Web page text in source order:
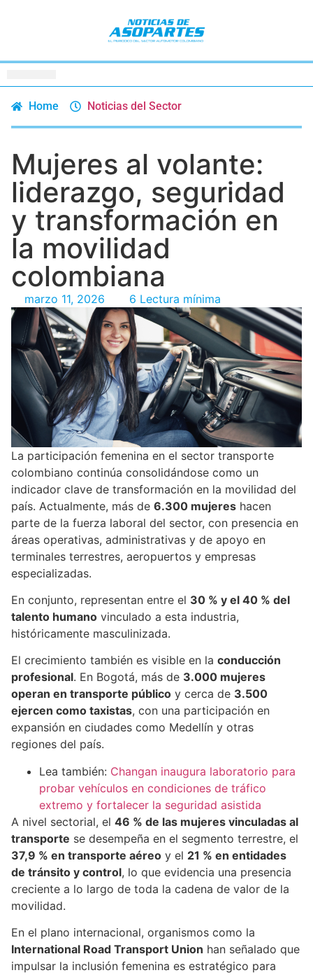
Home Noticias del Sector
Mujeres al volante:
liderazgo, seguridad
y transformación en
la movilidad
colombiana
marzo 11, 2026 6 Lectura mínima
La participación femenina en el sector transporte
colombiano continúa consolidándose como un
indicador clave de transformación en la movilidad del
país. Actualmente, más de 6.300 mujeres hacen
parte de la fuerza laboral del sector, con presencia en
áreas operativas, administrativas y de apoyo en
terminales terrestres, aeropuertos y empresas
especializadas.
En conjunto, representan entre el 30 % y el 40 % del
talento humano vinculado a esta industria,
históricamente masculinizada.
El crecimiento también es visible en la conducción
profesional. En Bogotá, más de 3.000 mujeres
operan en transporte público y cerca de 3.500
ejercen como taxistas, con una participación en
expansión en ciudades como Medellín y otras
regiones del país.
Lea también: Changan inaugura laboratorio para
probar vehículos en condiciones de tráfico
extremo y fortalecer la seguridad asistida
A nivel sectorial, el 46 % de las mujeres vinculadas al
transporte se desempeña en el segmento terrestre, el
37,9 % en transporte aéreo y el 21 % en entidades
de tránsito y control, lo que evidencia una presencia
creciente a lo largo de toda la cadena de valor de la
movilidad.
En el plano internacional, organismos como la
International Road Transport Union han señalado que
impulsar la inclusión femenina es estratégico para